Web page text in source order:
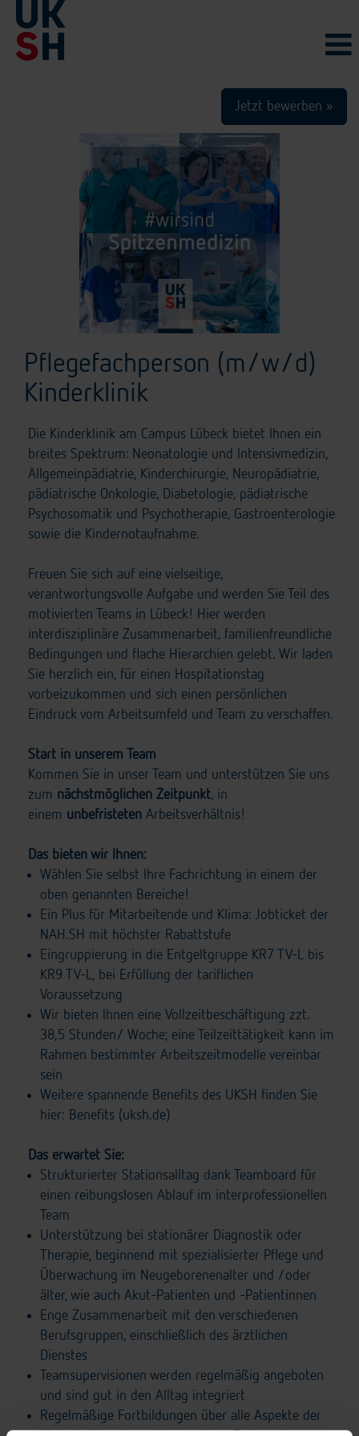
Jetzt bewerben »
Pflegefachperson (m/w/d)
Kinderklinik
Die Kinderklinik am Campus Lübeck bietet Ihnen ein
breites Spektrum: Neonatologie und Intensivmedizin,
Allgemeinpädiatrie, Kinderchirurgie, Neuropädiatrie,
pädiatrische Onkologie, Diabetologie, pädiatrische
Psychosomatik und Psychotherapie, Gastroenterologie
sowie die Kindernotaufnahme.
Freuen Sie sich auf eine vielseitige,
verantwortungsvolle Aufgabe und werden Sie Teil des
motivierten Teams in Lübeck! Hier werden
interdisziplinäre Zusammenarbeit, familienfreundliche
Bedingungen und flache Hierarchien gelebt. Wir laden
Sie herzlich ein, für einen Hospitationstag
vorbeizukommen und sich einen persönlichen
Eindruck vom Arbeitsumfeld und Team zu verschaffen.
Start in unserem Team
Kommen Sie in unser Team und unterstützen Sie uns
zum nächstmöglichen Zeitpunkt, in
einem unbefristeten Arbeitsverhältnis!
Das bieten wir Ihnen:
Wählen Sie selbst Ihre Fachrichtung in einem der
oben genannten Bereiche!
Ein Plus für Mitarbeitende und Klima: Jobticket der
NAH.SH mit höchster Rabattstufe
Eingruppierung in die Entgeltgruppe KR7 TV-L bis
KR9 TV-L, bei Erfüllung der tariflichen
Voraussetzung
Wir bieten Ihnen eine Vollzeitbeschäftigung zzt.
38,5 Stunden/ Woche; eine Teilzeittätigkeit kann im
Rahmen bestimmter Arbeitszeitmodelle vereinbar
sein
Weitere spannende Benefits des UKSH finden Sie
hier: Benefits (uksh.de)
Das erwartet Sie:
Strukturierter Stationsalltag dank Teamboard für
einen reibungslosen Ablauf im interprofessionellen
Team
Unterstützung bei stationärer Diagnostik oder
Therapie, beginnend mit spezialisierter Pflege und
Überwachung im Neugeborenenalter und /oder
älter, wie auch Akut-Patienten und -Patientinnen
Enge Zusammenarbeit mit den verschiedenen
Berufsgruppen, einschließlich des ärztlichen
Dienstes
Teamsupervisionen werden regelmäßig angeboten
und sind gut in den Alltag integriert
Regelmäßige Fortbildungen über alle Aspekte der